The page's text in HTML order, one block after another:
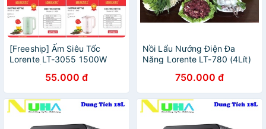
[Freeship] Ấm Siêu Tốc
Lorente LT-3055 1500W
Hãng 12 tháng55.000 đ
Nồi Lẩu Nướng Điện Đa
Năng Lorente LT-780 (4Lít)
750.000 đ